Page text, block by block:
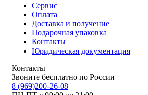
Сервис
Оплата
Доставка и получение
Подарочная упаковка
Контакты
Юридическая документация
Контакты
Звоните бесплатно по России
8 (969)200-26-08